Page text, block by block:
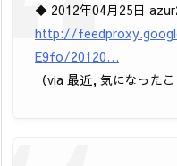
◆ 2012年04月25日
http://
E9fo/20120…
（via 最近, 気になっ